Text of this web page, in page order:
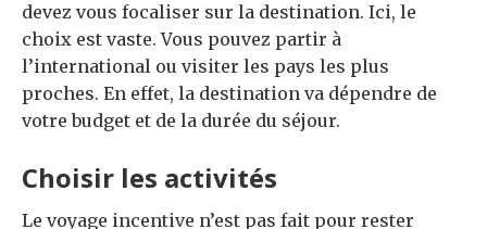
devez vous focaliser sur la destination. Ici, le
choix est vaste. Vous pouvez partir à
l’international ou visiter les pays les plus
proches. En effet, la destination va dépendre de
votre budget et de la durée du séjour.
Choisir les activités
Le voyage incentive n’est pas fait pour rester